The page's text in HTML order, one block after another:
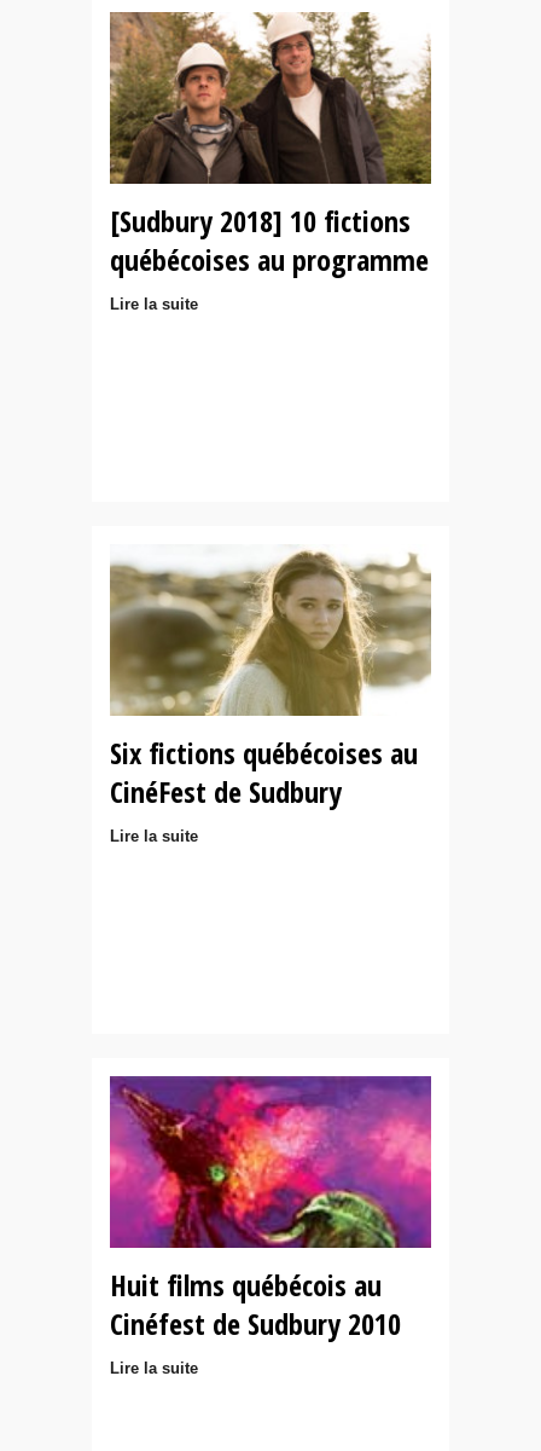
[Sudbury 2018] 10 fictions
québécoises au programme
Lire la suite
Six fictions québécoises au
CinéFest de Sudbury
Lire la suite
Huit films québécois au
Cinéfest de Sudbury 2010
Lire la suite